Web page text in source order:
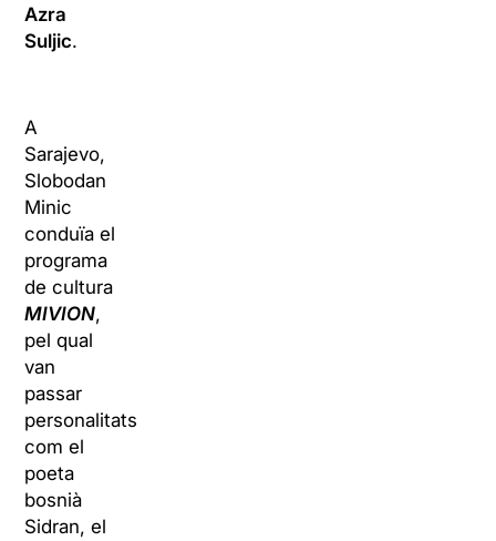
Azra
Suljic.
A
Sarajevo,
Slobodan
Minic
conduïa el
programa
de cultura
MIVION,
pel qual
van
passar
personalitats
com el
poeta
bosnià
Sidran, el